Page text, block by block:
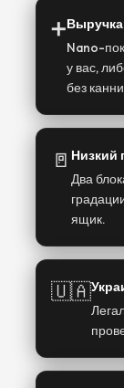
➕Выручка
Nano-
у вас,
без
🚪 Низкий
Два
ящик.
🇺🇦